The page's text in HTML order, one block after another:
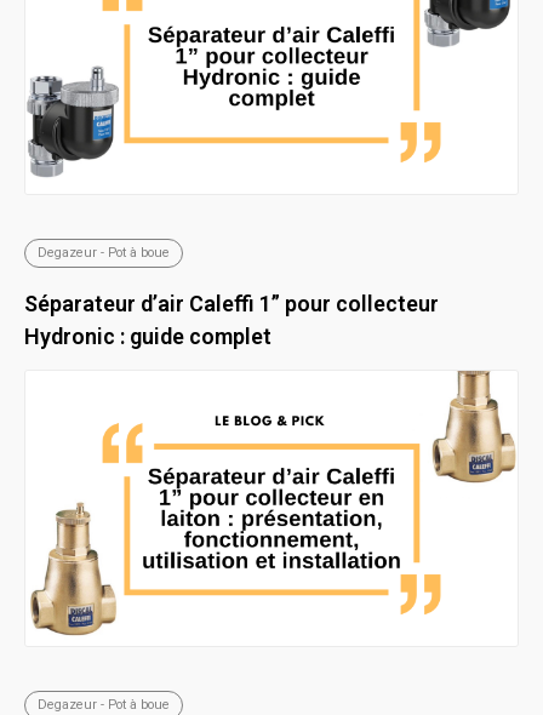
Degazeur - Pot à boue
Séparateur d’air Caleffi 1” pour collecteur
Hydronic : guide complet
Degazeur - Pot à boue